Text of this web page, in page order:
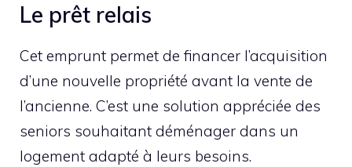
Le prêt relais
Cet emprunt permet de financer l’acquisition
d’une nouvelle propriété avant la vente de
l’ancienne. C’est une solution appréciée des
seniors souhaitant déménager dans un
logement adapté à leurs besoins.